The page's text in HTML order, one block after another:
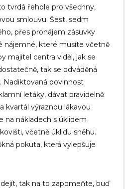
tvrdá řehole pro všechny,
smlouvu. Šest, sedm
přes pronájem zásuvky
nájemné, které musíte včetně
majitel centra viděl, jak se
tak se odváděná
Nadiktovaná povinnost
letáky, dávat pravidelně
kvartál výraznou lákavou
na nákladech s úklidem
včetně úklidu sněhu.
pokuta, která vylepšuje
tak na to zapomeňte, buď